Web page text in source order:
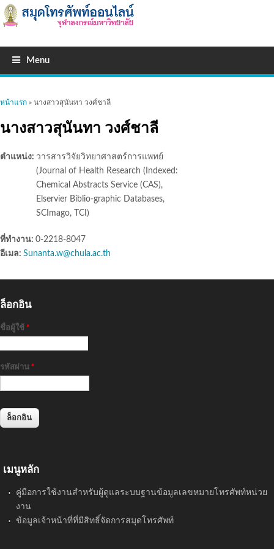
Menu
คุณอยู่ที่นี่
หน้าแรก » นางสาวสุนันทา วงศ์ชาลี
นางสาวสุนันทา วงศ์ชาลี
ตำแหน่ง: วารสารวิจัยวิทยาศาสตร์การแพทย์
(Journal of Health Research (Indexed:
Chemical Abstracts Service (CAS),
Elservier Biblio-graphic Databases,
SCImago, TCI)
ที่ทำงาน: 0-2218-8047
อีเมล: Sunanta.w@chula.ac.th
ล็อกอิน
ชื่อผู้ใช้ *
รหัสผ่าน *
เมนูหลัก
คู่มือการใช้งานสำหรับผู้ดูแลระบบฐานข้อมูลเลขหมายโทรศัพท์หน่วย
งาน
ข้อมูลเจ้าหน้าที่ที่มีสิทธิ์จัดการสมุดโทรศัพท์